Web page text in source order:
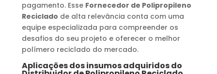
pagamento. Esse Fornecedor de Polipropileno
Reciclado de alta relevância conta com uma
equipe especializada para compreender os
desafios do seu projeto e oferecer o melhor
polímero reciclado do mercado.
Aplicações dos insumos adquiridos do